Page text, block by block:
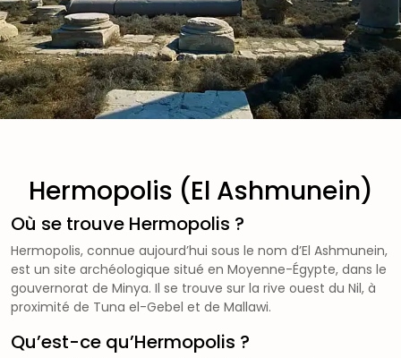
Hermopolis (El Ashmunein)
Où se trouve Hermopolis ?
Hermopolis, connue aujourd’hui sous le nom d’El Ashmunein,
est un site archéologique situé en Moyenne-Égypte, dans le
gouvernorat de Minya. Il se trouve sur la rive ouest du Nil, à
proximité de Tuna el-Gebel et de Mallawi.
Qu’est-ce qu’Hermopolis ?